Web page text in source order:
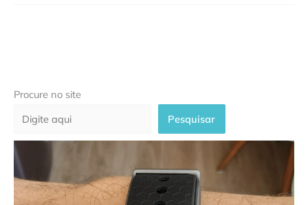
Procure no site
Pesquisar